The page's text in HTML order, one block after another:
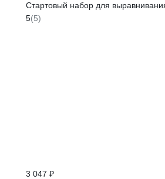
Стартовый набор для
5(5)
3 047 ₽